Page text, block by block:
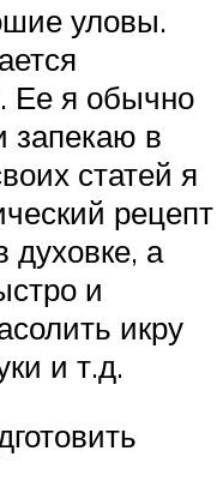
уловы.
Ее я обычно
запекаю в
статей я
рецепт
духовке, а
и
икру
и т.д.